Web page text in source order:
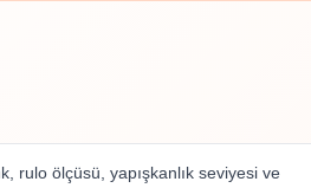
rulo ölçüsü, yapışkanlık seviyesi ve